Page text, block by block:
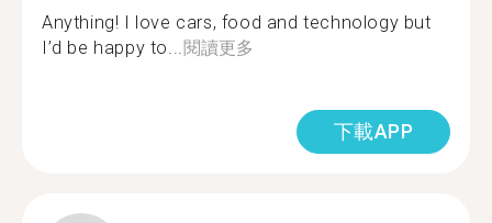
Anything! I love cars, food and technology but
I’d be happy to... 閱讀更多
下載APP